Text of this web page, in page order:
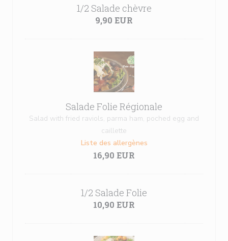
1/2 Salade chèvre
9,90 EUR
Salade Folie Régionale
Salad with fried raviols, parma ham, poched egg and
caillette
Liste des allergènes
16,90 EUR
1/2 Salade Folie
10,90 EUR